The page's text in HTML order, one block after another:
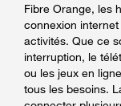
Fibre Orange, les
connexion
activités. Que ce
interruption, le
ou les jeux en
tous les besoins.